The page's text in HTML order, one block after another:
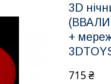
3D
+
715 ₴